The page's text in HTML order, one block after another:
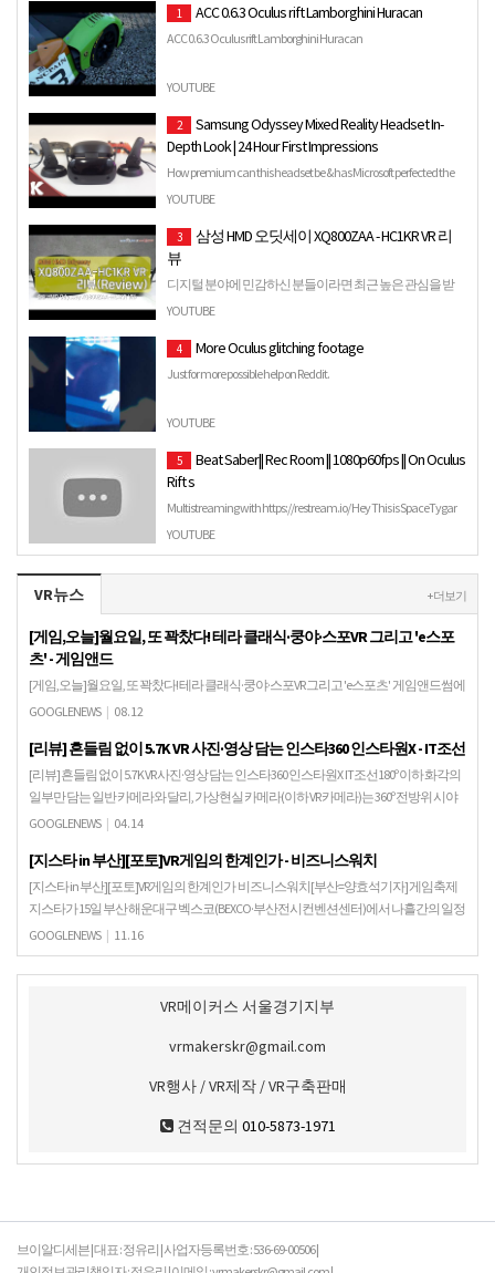
1 ACC 0.6.3 Oculus rift Lamborghini Huracan
ACC 0.6.3 Oculus rift Lamborghini Huracan
YOUTUBE
2
Samsung Odyssey Mixed Reality Headset In-
Depth Look | 24 Hour First Impressions
How premium can this headset be & has Microsoft perfected the
launch? Well you will going to find out what the experienc…
YOUTUBE
3
삼성 HMD 오딧세이 XQ800ZAA - HC1KR VR 리
뷰
디지털 분야에 민감하신 분들이라면 최근 높은 관심을 받
고 있는 '혼합 현실 헤드셋'에 대한 관심이 높을 것입니다. 특
YOUTUBE
4 More Oculus glitching footage
Just for more possible help on Reddit.
YOUTUBE
5
Beat Saber|| Rec Room || 1080p60fps || On Oculus
Rift s
Multistreaming with https://restream.io/ Hey This is SpaceTygar
Speaking (typing) !! If you want to get into "Beat Saber…
YOUTUBE
VR뉴스 + 더보기
[게임,오늘]월요일, 또 꽉찼다! 테라 클래식·쿵야·스포VR 그리고 'e스포
츠' - 게임앤드
[게임,오늘]월요일, 또 꽉찼다! 테라 클래식·쿵야·스포VR 그리고 'e스포츠' 게임앤드썸에
이지, 신작 모바일MMORPG '치우:신시에 이는 바람' 출시. 월요일, 또 뜨거웠다. 그리고
GOOGLENEWS | 08.12
[리뷰] 흔들림 없이 5.7K VR 사진·영상 담는 인스타360 인스타원X - IT조선
[리뷰] 흔들림 없이 5.7K VR 사진·영상 담는 인스타360 인스타원X IT조선180º 이하 화각의
일부만 담는 일반 카메라와 달리, 가상현실 카메라(이하 VR 카메라)는 360º 전방위 시야
를 담는다. 이 카…
GOOGLENEWS | 04.14
[지스타 in 부산][포토]VR게임의 한계인가 - 비즈니스워치
[지스타 in 부산][포토]VR게임의 한계인가 비즈니스워치[부산=양효석기자] 게임축제
지스타가 15일 부산 해운대구 벡스코(BEXCO·부산전시컨벤션센터)에서 나흘간의 일정
으로 막을 올렸다. 16일 전시장을 찾은 관…
GOOGLENEWS | 11.16
VR메이커스 서울경기지부
vrmakerskr@gmail.com
VR행사 / VR제작 / VR구축판매
견적문의 010-5873-1971
브이알디세븐 | 대표 : 정유리 | 사업자등록번호 : 536-69-00506 |